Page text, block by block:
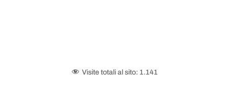
Visite totali al sito: 1.141